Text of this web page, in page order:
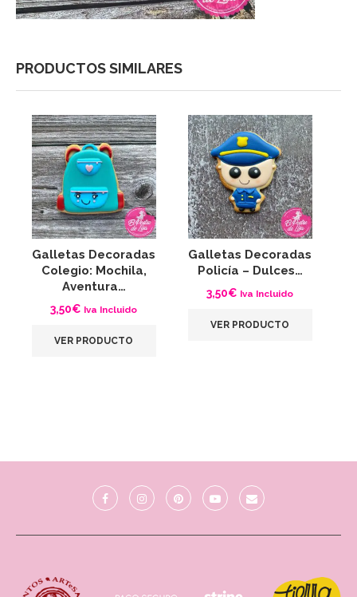
PRODUCTOS SIMILARES
Galletas Decoradas
Colegio: Mochila,
Aventura…
3,50€ Iva Incluido
VER PRODUCTO
Galletas Decoradas
Policía – Dulces…
3,50€ Iva Incluido
VER PRODUCTO